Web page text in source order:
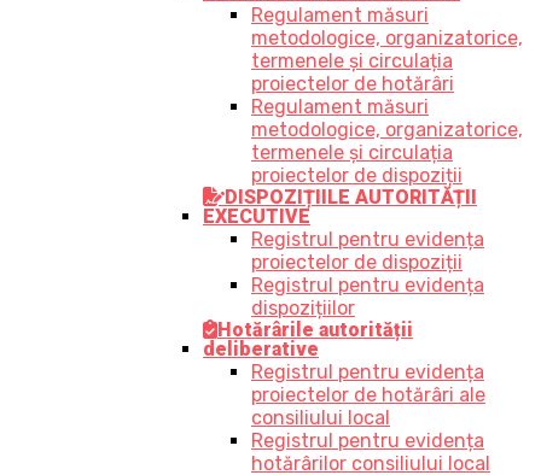
Regulament măsuri
metodologice, organizatorice,
termenele și circulația
proiectelor de hotărâri
Regulament măsuri
metodologice, organizatorice,
termenele și circulația
proiectelor de dispoziții
DISPOZIȚIILE AUTORITĂȚII
EXECUTIVE
Registrul pentru evidența
proiectelor de dispoziții
Registrul pentru evidența
dispozițiilor
Hotărârile autorității
deliberative
Registrul pentru evidența
proiectelor de hotărâri ale
consiliului local
Registrul pentru evidența
hotărârilor consiliului local